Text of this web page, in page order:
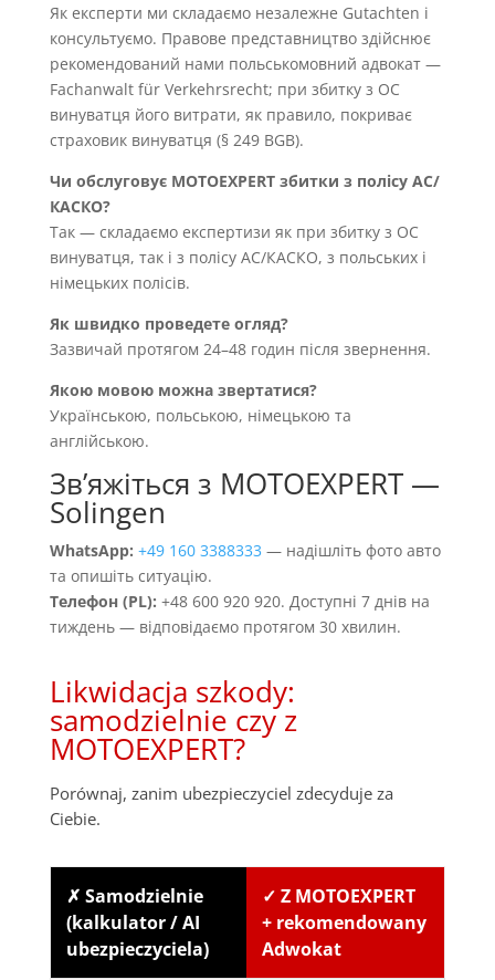
Як експерти ми складаємо незалежне Gutachten і
консультуємо. Правове представництво здійснює
рекомендований нами польськомовний адвокат —
Fachanwalt für Verkehrsrecht; при збитку з OC
винуватця його витрати, як правило, покриває
страховик винуватця (§ 249 BGB).
Чи обслуговує MOTOEXPERT збитки з полісу AC/
КАСКО?
Так — складаємо експертизи як при збитку з OC
винуватця, так і з полісу AC/КАСКО, з польських і
німецьких полісів.
Як швидко проведете огляд?
Зазвичай протягом 24–48 годин після звернення.
Якою мовою можна звертатися?
Українською, польською, німецькою та
англійською.
Звʼяжіться з MOTOEXPERT —
Solingen
WhatsApp: +49 160 3388333 — надішліть фото авто
та опишіть ситуацію.
Телефон (PL): +48 600 920 920. Доступні 7 днів на
тиждень — відповідаємо протягом 30 хвилин.
Likwidacja szkody:
samodzielnie czy z
MOTOEXPERT?
Porównaj, zanim ubezpieczyciel zdecyduje za
Ciebie.
✗ Samodzielnie
(kalkulator / AI
ubezpieczyciela)
✓ Z MOTOEXPERT
+ rekomendowany
Adwokat